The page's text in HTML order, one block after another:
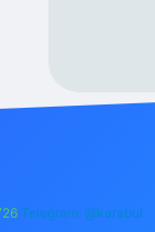
Telegram: @karabul